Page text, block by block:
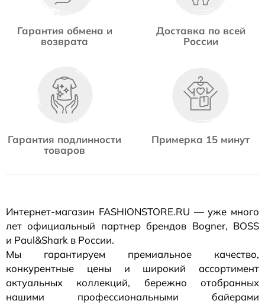
Гарантия обмена и
возврата
Доставка по всей
России
Гарантия подлинности
товаров
Примерка 15 минут
Интернет-магазин FASHIONSTORE.RU — уже много
лет официальный партнер брендов Bogner, BOSS
и Paul&Shark в России.
Мы гарантируем премиальное качество,
конкурентные цены и широкий ассортимент
актуальных коллекций, бережно отобранных
нашими профессиональными байерами